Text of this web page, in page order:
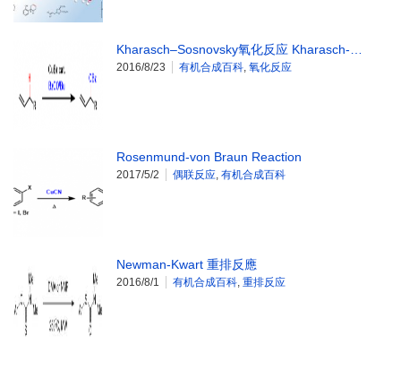
Kharasch–Sosnovsky氧化反应 Kharasch-…
2016/8/23 有机合成百科, 氧化反应
Rosenmund-von Braun Reaction
2017/5/2 偶联反应, 有机合成百科
Newman-Kwart 重排反應
2016/8/1 有机合成百科, 重排反应